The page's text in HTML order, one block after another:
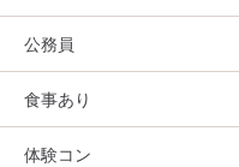
公務員
食事あり
体験コン